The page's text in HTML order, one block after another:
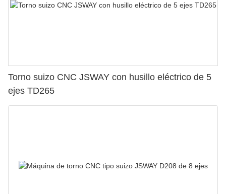
Torno suizo CNC JSWAY con husillo eléctrico de 5
ejes TD265